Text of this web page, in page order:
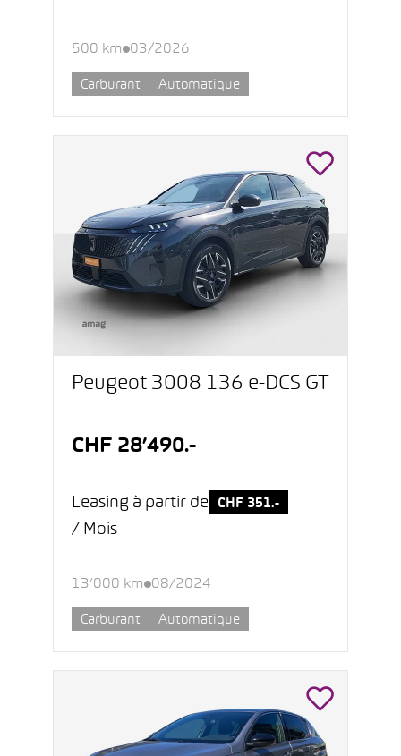
500 km 03/2026
Carburant Automatique
Peugeot 3008 136 e-DCS GT
CHF 28’490.-
Leasing à partir de CHF 351.-
/ Mois
13’000 km 08/2024
Carburant Automatique